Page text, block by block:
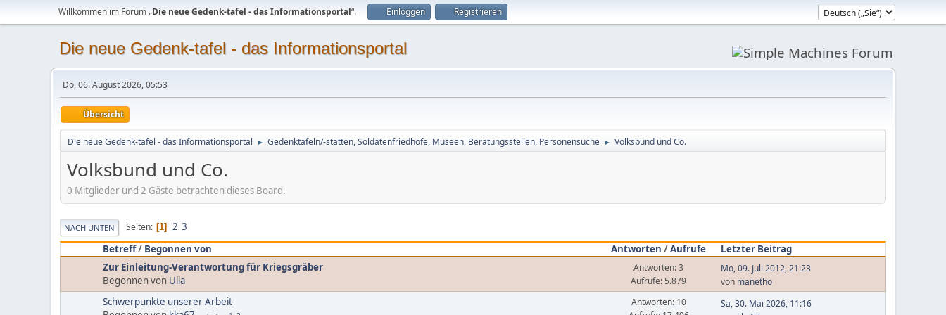
Willkommen im Forum „Die neue Gedenk-tafel - das Informationsportal“. Einloggen Registrieren
Die neue Gedenk-tafel - das Informationsportal
Do, 06. August 2026, 05:53
Übersicht
Die neue Gedenk-tafel - das Informationsportal ► Gedenktafeln/-stätten, Soldatenfriedhöfe, Museen, Beratungsstellen, Personensuche ► Volksbund und Co.
Volksbund und Co.
0 Mitglieder und 2 Gäste betrachten dieses Board.
NACH UNTEN Seiten 1 2 3
Betreff/ Begonnen von Antworten /Aufrufe
Letzter Beitrag
Zur Einleitung-Verantwortung für Kriegsgräber
Begonnen von Ulla
Antworten: 3
Aufrufe: 5.879
Mo, 09. Juli 2012, 21:23
von manetho
Schwerpunkte unserer Arbeit
Antworten: 10
Sa, 30. Mai 2026, 11:16